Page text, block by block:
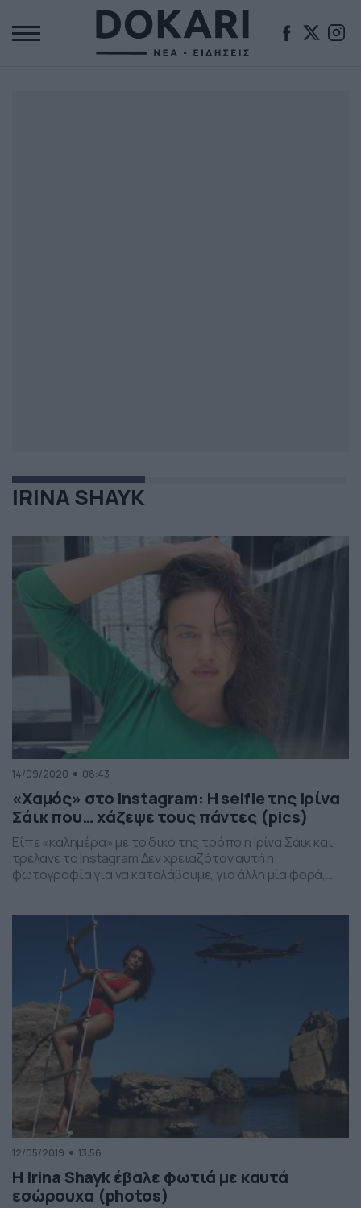
IRINA SHAYK
14/09/2020 08:43
«Χαμός» στο Instagram: Η selfie της Ιρίνα
Σάικ που… χάζεψε τους πάντες (pics)
Είπε «καλημέρα» με το δικό της τρόπο η Ιρίνα Σάικ και
τρέλανε το Instagram Δεν χρειαζόταν αυτή η
φωτογραφία για να καταλάβουμε, για άλλη μία φορά,
«καλημέρα» στους εκατομμύρια ακόλουθούς της και το
έκανε με τον πιο […]
12/05/2019 13:56
Η Irina Shayk έβαλε φωτιά με καυτά
εσώρουχα (photos)